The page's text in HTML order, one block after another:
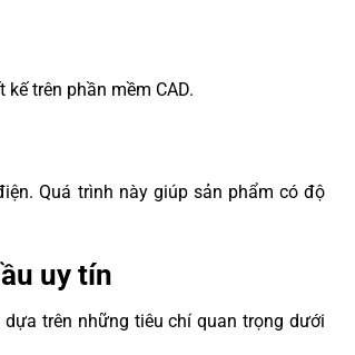
trên phần mềm CAD.
Quá trình này giúp sản phẩm có độ
uy tín
trên những tiêu chí quan trọng dưới